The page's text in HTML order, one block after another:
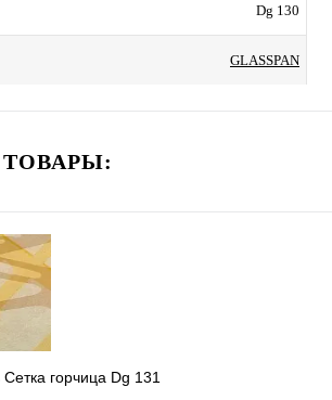
Dg 130
GLASSPAN
горчица Dg 131